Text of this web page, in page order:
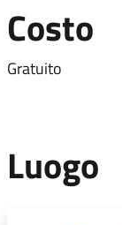
Costo
Gratuito
Luogo